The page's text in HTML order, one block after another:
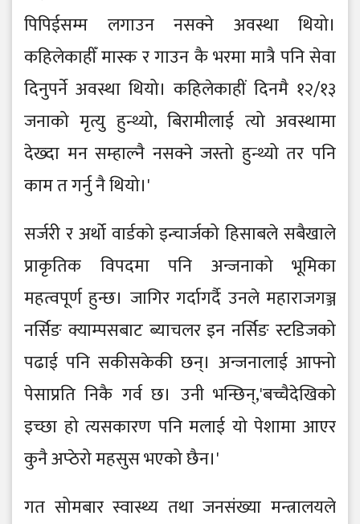
पिपिईसम्म लगाउन नसक्ने अवस्था थियो।
कहिलेकाहीँ मास्क र गाउन कै भरमा मात्रै पनि सेवा
दिनुपर्ने अवस्था थियो। कहिलेकाहीं दिनमै १२/१३
जनाको मृत्यु हुन्थ्यो, बिरामीलाई त्यो अवस्थामा
देख्दा मन सम्हाल्नै नसक्ने जस्तो हुन्थ्यो तर पनि
काम त गर्नु नै थियो।'
सर्जरी र अर्थो वार्डको इन्चार्जको हिसाबले सबैखाले
प्राकृतिक विपदमा पनि अन्जनाको भूमिका
महत्वपूर्ण हुन्छ। जागिर गर्दागर्दै उनले महाराजगञ्ज
नर्सिङ क्याम्पसबाट ब्याचलर इन नर्सिङ स्टडिजको
पढाई पनि सकीसकेकी छन्। अन्जनालाई आफ्नो
पेसाप्रति निकै गर्व छ। उनी भन्छिन्,'बच्चैदेखिको
इच्छा हो त्यसकारण पनि मलाई यो पेशामा आएर
कुनै अप्ठेरो महसुस भएको छैन।'
गत सोमबार स्वास्थ्य तथा जनसंख्या मन्त्रालयले